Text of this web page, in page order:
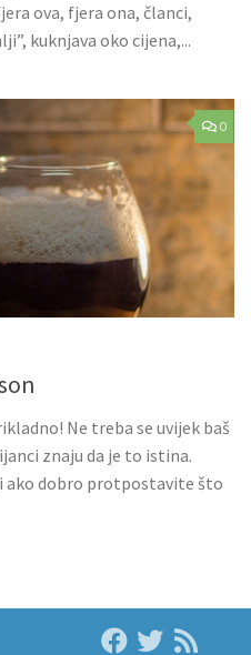
ova, fjera ona, članci,
kuknjava oko cijena,...
0
Ne treba se uvijek baš
znaju da je to istina.
dobro protpostavite što